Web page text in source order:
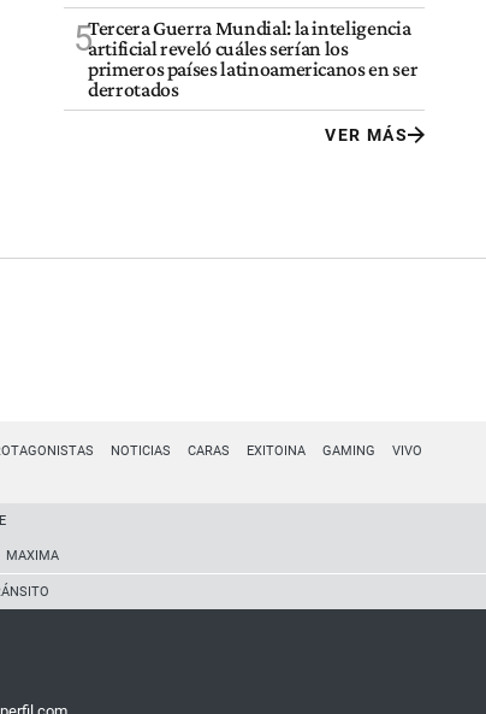
5Tercera Guerra Mundial: la inteligencia
artificial reveló cuáles serían los
primeros países latinoamericanos en ser
derrotados
VER MÁS
NOTICIAS CARAS EXITOINA GAMING VIVO
MAXIMA